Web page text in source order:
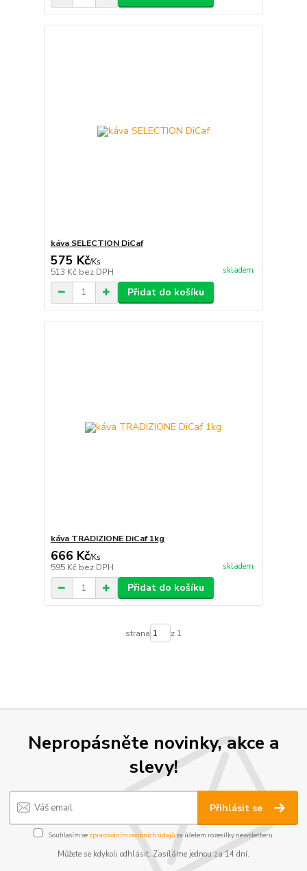
káva SELECTION DiCaf
575 Kč/Ks
513 Kč bez DPH skladem
Přidat do košíku
káva TRADIZIONE DiCaf 1kg
666 Kč/Ks
595 Kč bez DPH skladem
Přidat do košíku
strana z 1
Nepropásněte novinky, akce a
slevy!
Přihlásit se
Souhlasím se zpracováním osobních údajůza účelem rozesílky newsletteru.
Můžete se kdykoli odhlásit. Zasíláme jednou za 14 dní.